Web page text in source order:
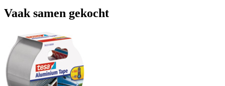
Vaak samen gekocht